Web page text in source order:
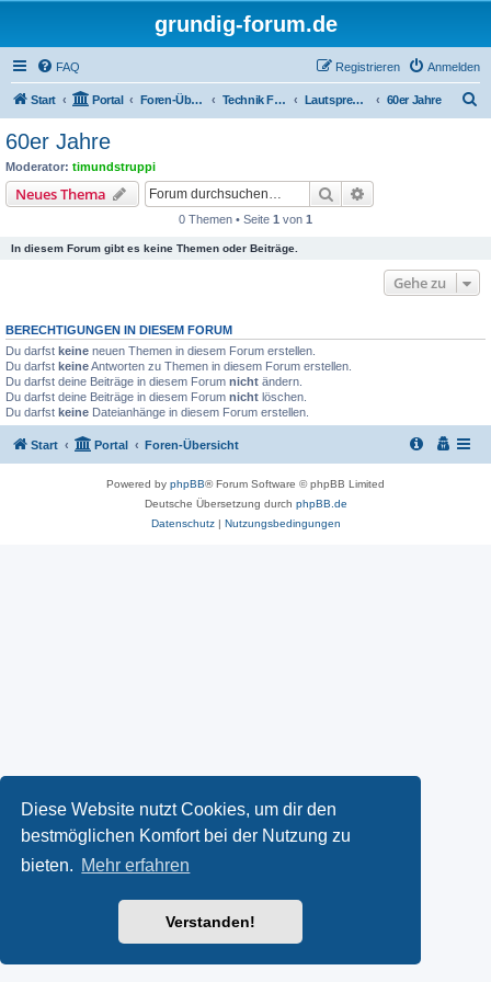
Diese Website nutzt Cookies, um dir den
bestmöglichen Komfort bei der Nutzung zu
bieten. Mehr erfahren
Verstanden!
grundig-forum.de
FAQ Anmelden
Registrieren
Start Portal Foren-Übersicht Technik Foren Lautsprecherboxen 60er Jahre
60er Jahre
Moderator: timundstruppi
Neues Thema Suche
0 Themen • Seite 1 von 1
In diesem Forum gibt es keine Themen oder Beiträge.
Gehe zu
BERECHTIGUNGEN IN DIESEM FORUM
Du darfst keine neuen Themen in diesem Forum erstellen.
Du darfst keineAntworten zu Themen in diesem Forum erstellen.
Du darfst deine Beiträge in diesem Forum nicht ändern.
Du darfst deine Beiträge in diesem Forum nicht löschen.
Du darfst keine Dateianhänge in diesem Forum erstellen.
Start Portal Foren-Übersicht
Powered by phpBB® Forum Software © phpBB Limited
Deutsche Übersetzung durch phpBB.de
Datenschutz| Nutzungsbedingungen